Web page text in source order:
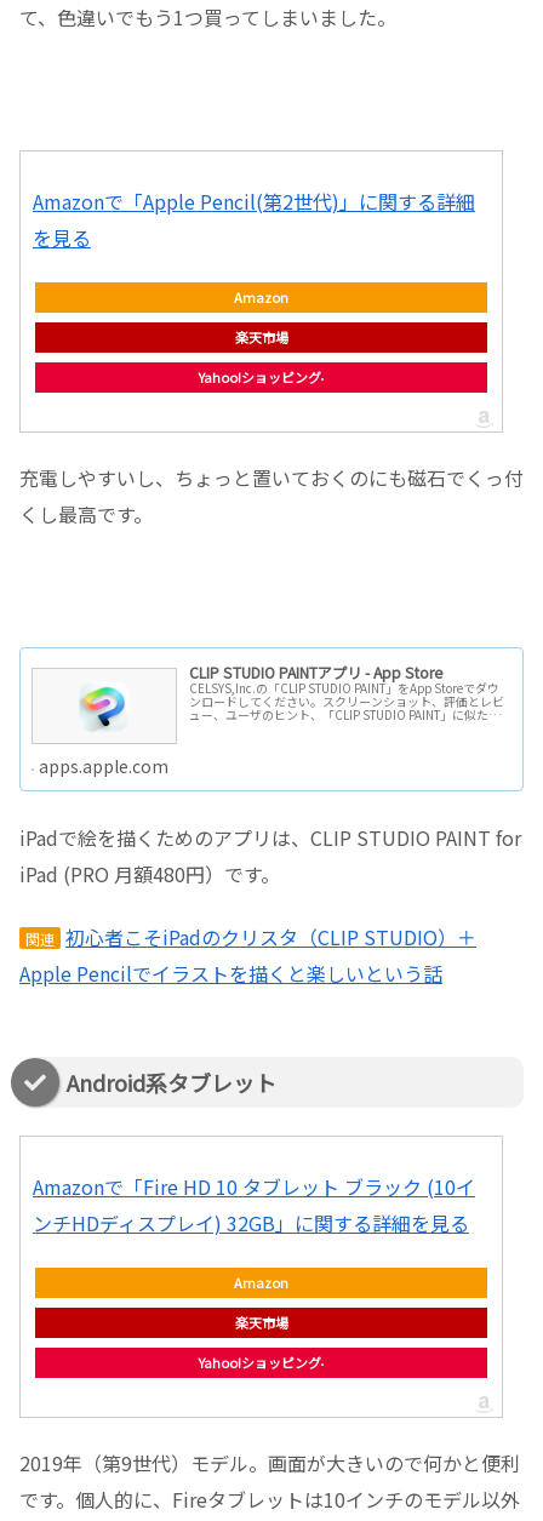
て、色違いでもう1つ買ってしまいました。
Amazonで「Apple Pencil(第2世代)」に関する詳細
を見る
Amazon
楽天市場
Yahoo!ショッピング
充電しやすいし、ちょっと置いておくのにも磁石でくっ付
くし最高です。
CLIP STUDIO PAINTアプリ - App Store
CELSYS,Inc.の「CLIP STUDIO PAINT」をApp Storeでダウ
ンロードしてください。スクリーンショット、評価とレビ
ュー、ユーザのヒント、「CLIP STUDIO PAINT」に似たゲ
ームを見ることなどができます。
apps.apple.com
iPadで絵を描くためのアプリは、CLIP STUDIO PAINT for
iPad (PRO 月額480円）です。
関連 初心者こそiPadのクリスタ（CLIP STUDIO）＋
Apple Pencilでイラストを描くと楽しいという話
Android系タブレット
Amazonで「Fire HD 10 タブレット ブラック (10イ
ンチHDディスプレイ) 32GB」に関する詳細を見る
Amazon
楽天市場
Yahoo!ショッピング
2019年（第9世代）モデル。画面が大きいので何かと便利
です。個人的に、Fireタブレットは10インチのモデル以外